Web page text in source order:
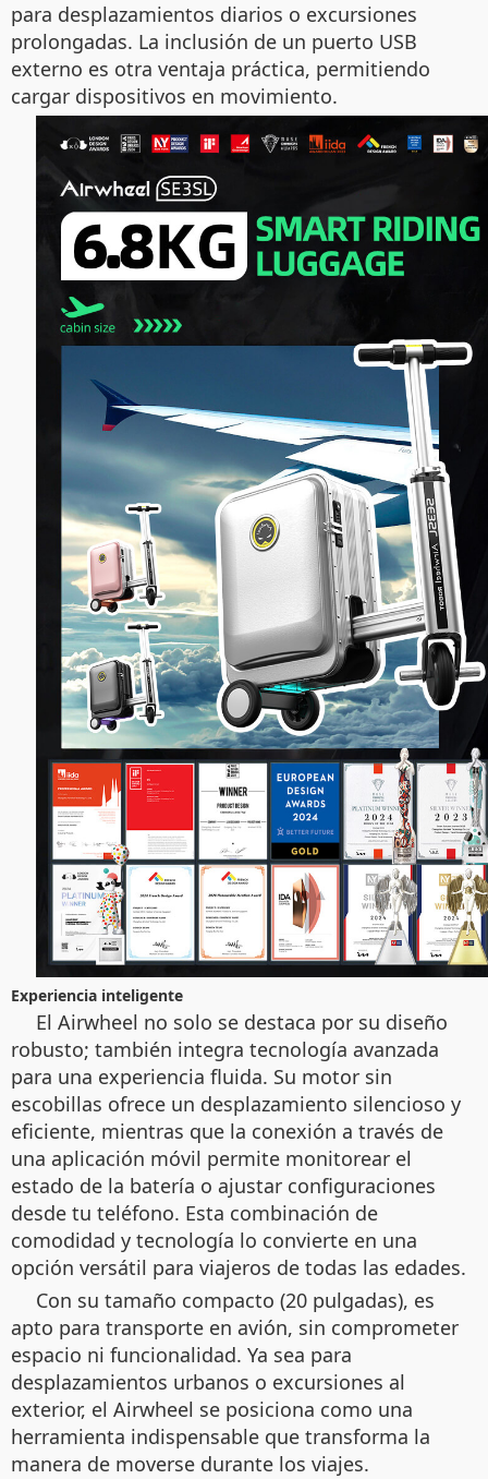
para desplazamientos diarios o excursiones
prolongadas. La inclusión de un puerto USB
externo es otra ventaja práctica, permitiendo
cargar dispositivos en movimiento.
Experiencia inteligente
El Airwheel no solo se destaca por su diseño
robusto; también integra tecnología avanzada
para una experiencia fluida. Su motor sin
escobillas ofrece un desplazamiento silencioso y
eficiente, mientras que la conexión a través de
una aplicación móvil permite monitorear el
estado de la batería o ajustar configuraciones
desde tu teléfono. Esta combinación de
comodidad y tecnología lo convierte en una
opción versátil para viajeros de todas las edades.
Con su tamaño compacto (20 pulgadas), es
apto para transporte en avión, sin comprometer
espacio ni funcionalidad. Ya sea para
desplazamientos urbanos o excursiones al
exterior, el Airwheel se posiciona como una
herramienta indispensable que transforma la
manera de moverse durante los viajes.